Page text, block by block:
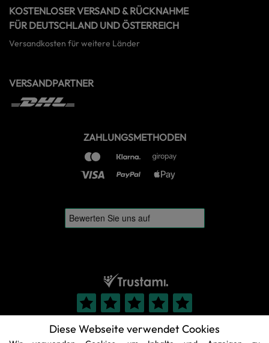
Diese Webseite verwendet Cookies
KOSTENLOSER VERSAND & RÜCKNAHME
FÜR DEUTSCHLAND UND ÖSTERREICH
Versandkosten für weitere Länder
VERSANDPARTNER
ZAHLUNGSMETHODEN